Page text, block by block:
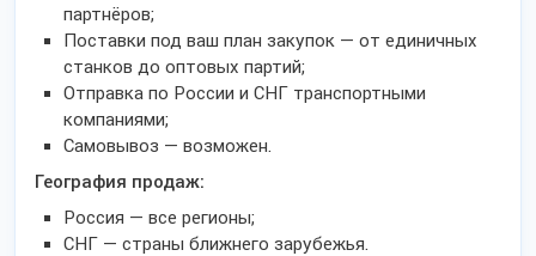
партнёров;
Поставки под ваш план закупок — от единичных
станков до оптовых партий;
Отправка по России и СНГ транспортными
компаниями;
Самовывоз — возможен.
География продаж:
Россия — все регионы;
СНГ — страны ближнего зарубежья.